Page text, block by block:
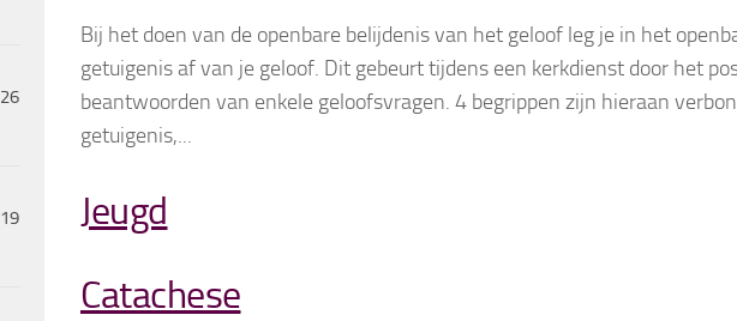
Bij het doen van de openbare belijdenis van het geloof leg je in het
getuigenis af van je geloof. Dit gebeurt tijdens een kerkdienst door het
beantwoorden van enkele geloofsvragen. 4 begrippen zijn hieraan
getuigenis,...
Jeugd
Catachese